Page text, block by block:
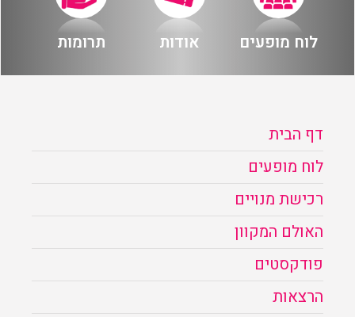
לוח מופעים אודות תרומות
דף הבית
לוח מופעים
רכישת מנויים
האולם המקוון
פודקסטים
הרצאות